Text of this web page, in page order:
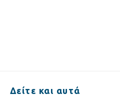
Δείτε και αυτά